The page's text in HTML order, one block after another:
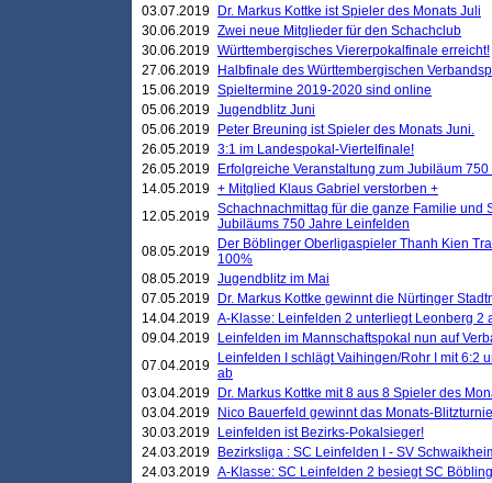
03.07.2019
Dr. Markus Kottke ist Spieler des Monats Juli
30.06.2019 Zwei neue Mitglieder für den Schachclub
30.06.2019 Württembergisches Viererpokalfinale erreicht!
27.06.2019
Halbfinale des Württembergischen
15.06.2019 Spieltermine 2019-2020 sind online
05.06.2019 Jugendblitz Juni
05.06.2019
Peter Breuning ist Spieler des Monats Juni.
26.05.2019 3:1 im Landespokal-Viertelfinale!
26.05.2019
Erfolgreiche Veranstaltung zum Jubiläum
14.05.2019 + Mitglied Klaus Gabriel verstorben +
12.05.2019 Schachnachmittag für die ganze Familie und
Jubiläums 750 Jahre Leinfelden
08.05.2019
Der Böblinger Oberligaspieler Thanh Kien
100%
08.05.2019 Jugendblitz im Mai
07.05.2019
Dr. Markus Kottke gewinnt die Nürtinger
14.04.2019 A-Klasse: Leinfelden 2 unterliegt Leonberg 2
09.04.2019
Leinfelden im Mannschaftspokal nun auf
07.04.2019
Leinfelden I schlägt Vaihingen/Rohr I mit 6:2
ab
03.04.2019
Dr. Markus Kottke mit 8 aus 8 Spieler des
03.04.2019
Nico Bauerfeld gewinnt das Monats-
30.03.2019
Leinfelden ist Bezirks-Pokalsieger!
24.03.2019
Bezirksliga : SC Leinfelden I - SV
24.03.2019 A-Klasse: SC Leinfelden 2 besiegt SC